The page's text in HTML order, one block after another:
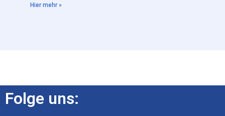
Hier mehr »
Folge uns: